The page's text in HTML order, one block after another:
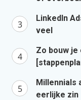
LinkedIn
veel
Zo bouw je
Millennials
eerlijke zin